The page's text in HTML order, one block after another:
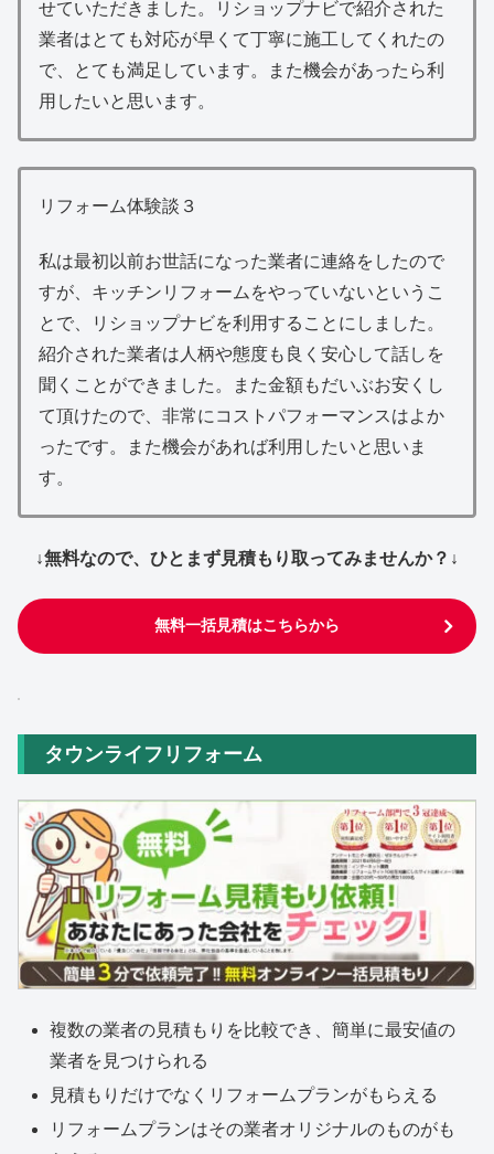
せていただきました。リショップナビで紹介された
業者はとても対応が早くて丁寧に施工してくれたの
で、とても満足しています。また機会があったら利
用したいと思います。
リフォーム体験談３
私は最初以前お世話になった業者に連絡をしたので
すが、キッチンリフォームをやっていないというこ
とで、リショップナビを利用することにしました。
紹介された業者は人柄や態度も良く安心して話しを
聞くことができました。また金額もだいぶお安くし
て頂けたので、非常にコストパフォーマンスはよか
ったです。また機会があれば利用したいと思いま
す。
↓無料なので、ひとまず見積もり取ってみませんか？↓
無料一括見積はこちらから
タウンライフリフォーム
複数の業者の見積もりを比較でき、簡単に最安値の
業者を見つけられる
見積もりだけでなくリフォームプランがもらえる
リフォームプランはその業者オリジナルのものがも